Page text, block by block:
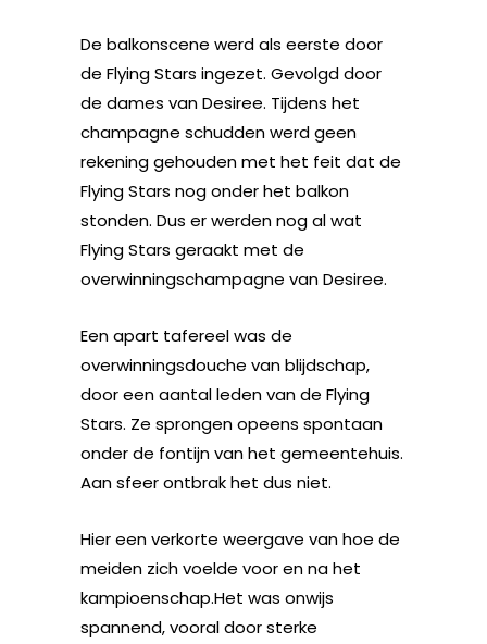
De balkonscene werd als eerste door
de Flying Stars ingezet. Gevolgd door
de dames van Desiree. Tijdens het
champagne schudden werd geen
rekening gehouden met het feit dat de
Flying Stars nog onder het balkon
stonden. Dus er werden nog al wat
Flying Stars geraakt met de
overwinningschampagne van Desiree.
Een apart tafereel was de
overwinningsdouche van blijdschap,
door een aantal leden van de Flying
Stars. Ze sprongen opeens spontaan
onder de fontijn van het gemeentehuis.
Aan sfeer ontbrak het dus niet.
Hier een verkorte weergave van hoe de
meiden zich voelde voor en na het
kampioenschap.Het was onwijs
spannend, vooral door sterke